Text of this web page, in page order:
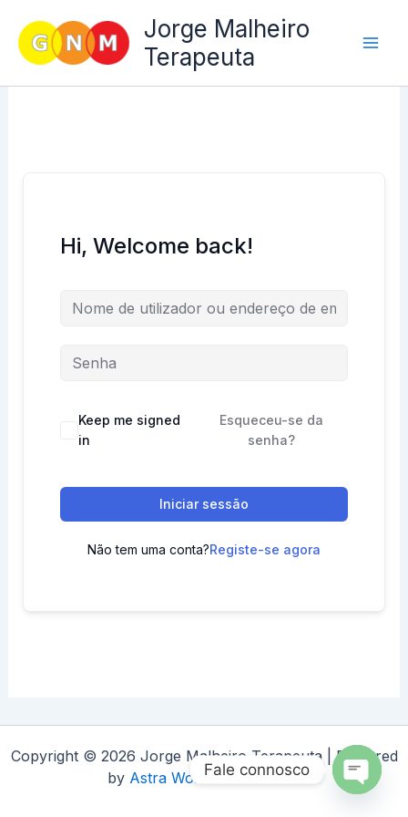
content
Jorge Malheiro
Terapeuta
Hi, Welcome back!
Keep me signed
in
Esqueceu-se da
senha?
Iniciar sessão
Não tem uma conta?Registe-se agora
Copyright © 2026 Jorge Malheiro Terapeuta | Powered
by Astra WordPress Theme
Fale connosco